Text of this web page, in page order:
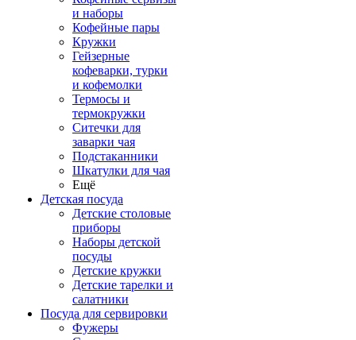
и наборы
Кофейные пары
Кружки
Гейзерные
кофеварки, турки
и кофемолки
Термосы и
термокружки
Ситечки для
заварки чая
Подстаканники
Шкатулки для чая
Ещё
Детская посуда
Детские столовые
приборы
Наборы детской
посуды
Детские кружки
Детские тарелки и
салатники
Посуда для сервировки
Фужеры